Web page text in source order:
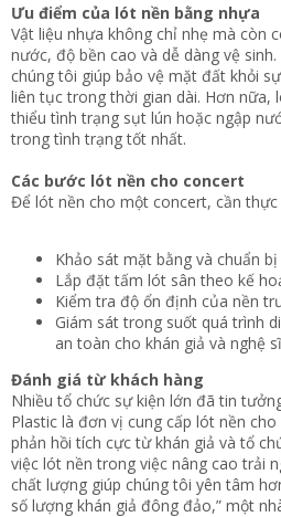
Ưu điểm của lót nền bằng nhựa
Vật liệu nhựa không chỉ nhẹ mà còn
nước, độ bền cao và dễ dàng vệ
chúng tôi giúp bảo vệ mặt đất khỏi
liên tục trong thời gian dài. Hơn nữa,
thiểu tình trạng sụt lún hoặc ngập
trong tình trạng tốt nhất.
Các bước lót nền cho concert
Để lót nền cho một concert, cần
Khảo sát mặt bằng và chuẩn
Lắp đặt tấm lót sân theo kế
Kiểm tra độ ổn định của nền
Giám sát trong suốt quá trình
an toàn cho khán giả và nghệ
Đánh giá từ khách hàng
Nhiều tổ chức sự kiện lớn đã tin
Plastic là đơn vị cung cấp lót nền
phản hồi tích cực từ khán giả và tổ
việc lót nền trong việc nâng cao trải
chất lượng giúp chúng tôi yên tâm
số lượng khán giả đông đảo,” một